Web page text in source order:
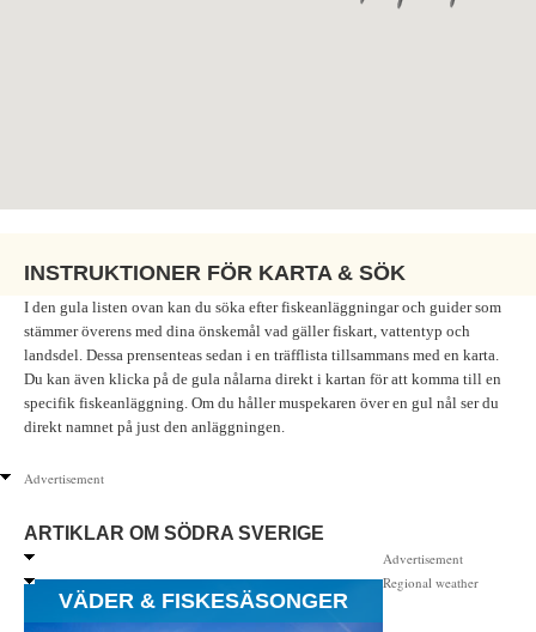
INSTRUKTIONER FÖR KARTA & SÖK
I den gula listen ovan kan du söka efter fiskeanläggningar och guider som
stämmer överens med dina önskemål vad gäller fiskart, vattentyp och
landsdel. Dessa prensenteas sedan i en träfflista tillsammans med en karta.
Du kan även klicka på de gula nålarna direkt i kartan för att komma till en
specifik fiskeanläggning. Om du håller muspekaren över en gul nål ser du
direkt namnet på just den anläggningen.
Advertisement
ARTIKLAR OM SÖDRA SVERIGE
VÄDER & FISKESÄSONGER
Advertisement
Regional weather